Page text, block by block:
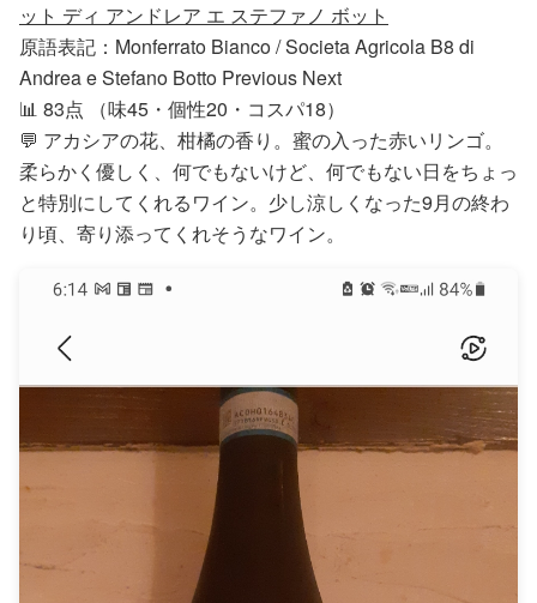
ット ディ アンドレア エ ステファノ ボット
原語表記：Monferrato Bianco / Societa Agricola B8 di
Andrea e Stefano Botto Previous Next
📊 83点 （味45・個性20・コスパ18）
💬 アカシアの花、柑橘の香り。蜜の入った赤いリンゴ。
柔らかく優しく、何でもないけど、何でもない日をちょっ
と特別にしてくれるワイン。少し涼しくなった9月の終わ
り頃、寄り添ってくれそうなワイン。